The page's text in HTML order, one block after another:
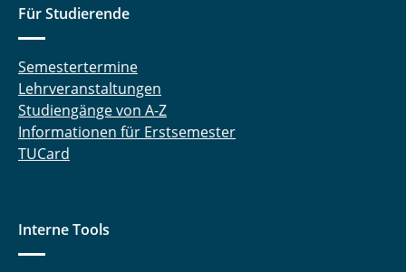
Für Studierende
Semestertermine
Lehrveranstaltungen
Studiengänge von A-Z
Informationen für Erstsemester
TUCard
Interne Tools